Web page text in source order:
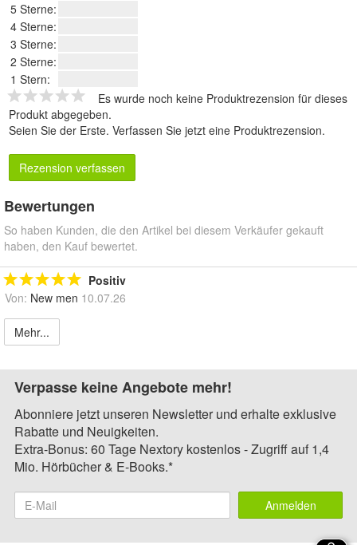
5 Sterne:
4 Sterne:
3 Sterne:
2 Sterne:
1 Stern:
Es wurde noch keine Produktrezension für dieses
Produkt abgegeben.
Seien Sie der Erste. Verfassen Sie jetzt eine Produktrezension.
Rezension verfassen
Bewertungen
So haben Kunden, die den Artikel bei diesem Verkäufer gekauft
haben, den Kauf bewertet.
Positiv
Von: New men 10.07.26
Mehr...
Verpasse keine Angebote mehr!
Abonniere jetzt unseren Newsletter und erhalte exklusive
Rabatte und Neuigkeiten.
Extra-Bonus: 60 Tage Nextory kostenlos - Zugriff auf 1,4
Mio. Hörbücher & E-Books.*
Anmelden